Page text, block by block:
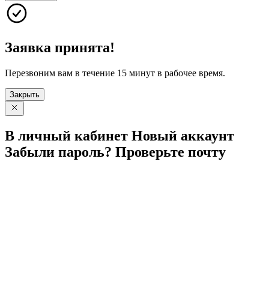
Заявка принята!
Перезвоним вам в течение 15 минут в рабочее время.
Закрыть
В личный кабинет Новый аккаунт
Забыли пароль? Проверьте почту